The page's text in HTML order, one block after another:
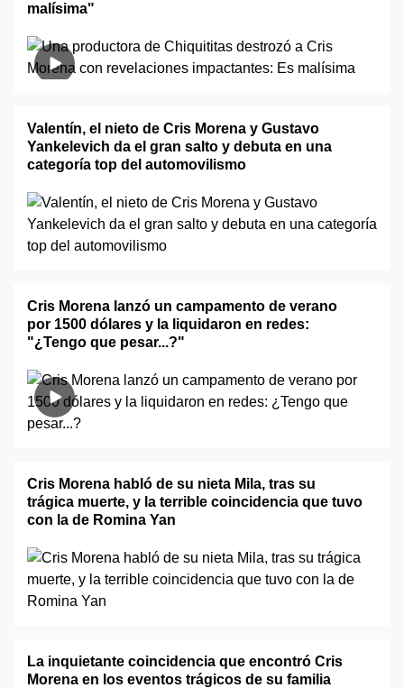
malísima"
Valentín, el nieto de Cris Morena y Gustavo
Yankelevich da el gran salto y debuta en una
categoría top del automovilismo
Cris Morena lanzó un campamento de verano
por 1500 dólares y la liquidaron en redes:
"¿Tengo que pesar...?"
Cris Morena habló de su nieta Mila, tras su
trágica muerte, y la terrible coincidencia que tuvo
con la de Romina Yan
La inquietante coincidencia que encontró Cris
Morena en los eventos trágicos de su familia